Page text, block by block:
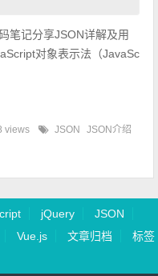
笔记分享JSON详解及用
对象表示法（JavaSc
views JSON
JSON介绍
jQuery
JSON
Vue.js 文章归档
标签